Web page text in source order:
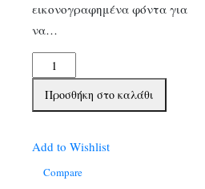
εικονογραφημένα φόντα για
να…
Djeco
Κολάζ
τσόχας
ποσότητα
Προσθήκη στο καλάθι
Add to Wishlist
Compare